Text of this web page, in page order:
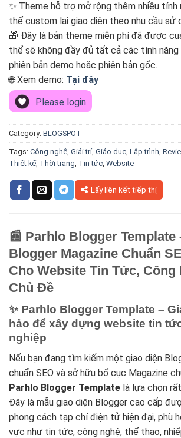
✨ Theme hỗ trợ mở rộng thêm nhiều tính
thể custom lại giao diện theo nhu cầu sử
🎁 Đây là bản theme miễn phí đã được
thể sẽ không đầy đủ tất cả các tính
phiên bản demo hoặc phiên bản gốc.
🌐 Xem demo: Tại đây
Please login
Category: BLOGSPOT
Tags: Công nghệ, Giải trí, Giáo dục, Lập trình,
Thiết kế, Thời trang, Tin tức, Website
Lấy liên kết tiếp thị
📰 Parhlo Blogger Template
Blogger Magazine Chuẩn
Cho Website Tin Tức, Công
Chủ Đề
✨ Parhlo Blogger Template –
hảo để xây dựng website tin
nghiệp
Nếu bạn đang tìm kiếm một giao diện
chuẩn SEO và sở hữu bố cục Magazine
Parhlo Blogger Template là lựa chọn
Đây là mẫu giao diện Blogger cao cấp
phong cách tạp chí điện tử hiện đại, phù
vực như tin tức, công nghệ, thể thao,